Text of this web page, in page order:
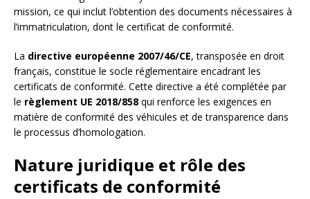
mission, ce qui inclut l’obtention des documents nécessaires à
l’immatriculation, dont le certificat de conformité.
La directive européenne 2007/46/CE, transposée en droit
français, constitue le socle réglementaire encadrant les
certificats de conformité. Cette directive a été complétée par
le règlement UE 2018/858 qui renforce les exigences en
matière de conformité des véhicules et de transparence dans
le processus d’homologation.
Nature juridique et rôle des
certificats de conformité